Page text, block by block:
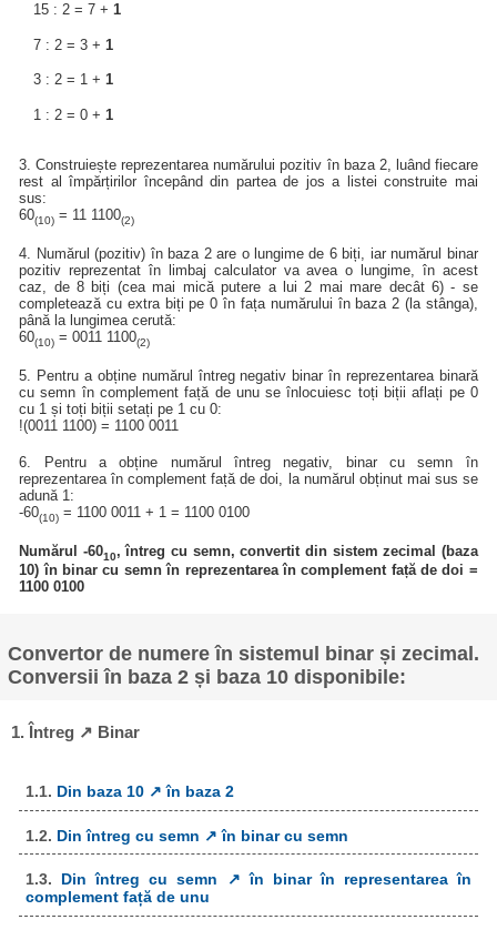
15 : 2 = 7 + 1
7 : 2 = 3 + 1
3 : 2 = 1 + 1
1 : 2 = 0 + 1
3. Construiește reprezentarea numărului pozitiv în baza 2, luând fiecare
rest al împărțirilor începând din partea de jos a listei construite mai
sus:
60(10) = 11 1100(2)
4. Numărul (pozitiv) în baza 2 are o lungime de 6 biți, iar numărul binar
pozitiv reprezentat în limbaj calculator va avea o lungime, în acest
caz, de 8 biți (cea mai mică putere a lui 2 mai mare decât 6) - se
completează cu extra biți pe 0 în fața numărului în baza 2 (la stânga),
până la lungimea cerută:
60(10) = 0011 1100(2)
5. Pentru a obține numărul întreg negativ binar în reprezentarea binară
cu semn în complement față de unu se înlocuiesc toți biții aflați pe 0
cu 1 și toți biții setați pe 1 cu 0:
!(0011 1100) = 1100 0011
6. Pentru a obține numărul întreg negativ, binar cu semn în
reprezentarea în complement față de doi, la numărul obținut mai sus se
adună 1:
-60(10) = 1100 0011 + 1 = 1100 0100
Numărul -6010, întreg cu semn, convertit din sistem zecimal (baza
10) în binar cu semn în reprezentarea în complement față de doi =
1100 0100
Convertor de numere în sistemul binar și zecimal.
Conversii în baza 2 și baza 10 disponibile:
1. Întreg ↗ Binar
1.1. Din baza 10 ↗ în baza 2
1.2. Din întreg cu semn ↗ în binar cu semn
1.3. Din întreg cu semn ↗ în binar în representarea în
complement față de unu